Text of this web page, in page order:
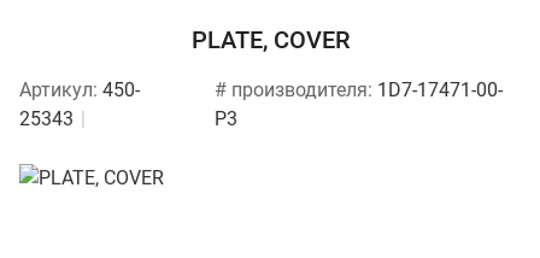
PLATE, COVER
Артикул: 450-
25343
# производителя: 1D7-17471-00-
P3